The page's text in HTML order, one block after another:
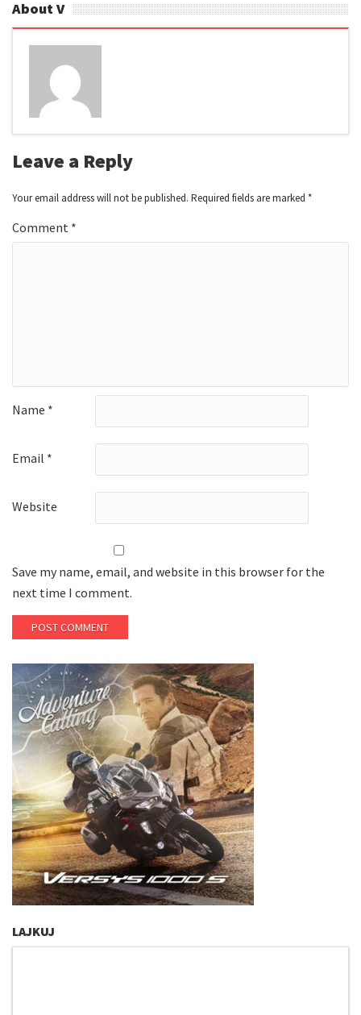
About V
Leave a Reply
Your email address will not be published. Required fields are marked *
Comment *
Name *
Email *
Website
Save my name, email, and website in this browser for the
next time I comment.
LAJKUJ